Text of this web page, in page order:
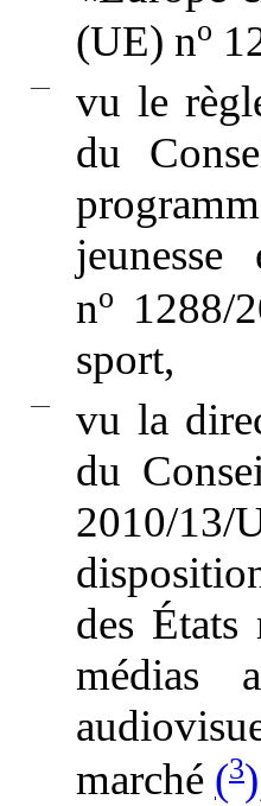
(UE) no
—
vu le
du
no 1288/
sport,
—
vu la
du
2010/
des États
médias
marché (3)